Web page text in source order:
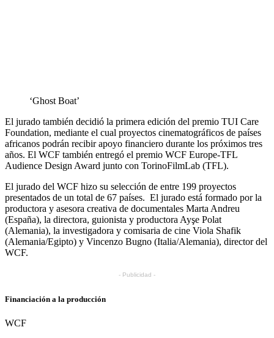
‘Ghost Boat’
El jurado también decidió la primera edición del premio TUI Care
Foundation, mediante el cual proyectos cinematográficos de países
africanos podrán recibir apoyo financiero durante los próximos tres
años. El WCF también entregó el premio WCF Europe-TFL
Audience Design Award junto con TorinoFilmLab (TFL).
El jurado del WCF hizo su selección de entre 199 proyectos
presentados de un total de 67 países. El jurado está formado por la
productora y asesora creativa de documentales Marta Andreu
(España), la directora, guionista y productora Ayşe Polat
(Alemania), la investigadora y comisaria de cine Viola Shafik
(Alemania/Egipto) y Vincenzo Bugno (Italia/Alemania), director del
WCF.
- Publicidad -
Financiación a la producción
WCF